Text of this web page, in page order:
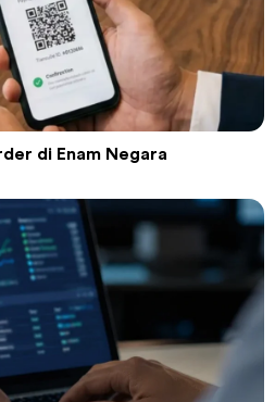
di Enam Negara